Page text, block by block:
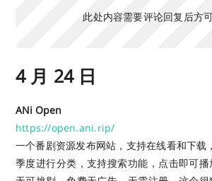
此处内容需要评论回复后方
4 月 24 日
ANi Open
https://open.ani.rip/
一个番剧资源发布网站，支持在线看和下载
季度进行分类，支持搜索功能，点击即可